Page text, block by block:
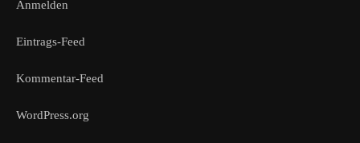
Anmelden
Eintrags-Feed
Kommentar-Feed
WordPress.org